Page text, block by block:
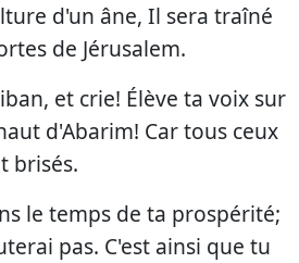
d'un âne, Il sera traîné
de Jérusalem.
et crie! Élève ta voix sur
d'Abarim! Car tous ceux
brisés.
le temps de ta prospérité;
pas. C'est ainsi que tu